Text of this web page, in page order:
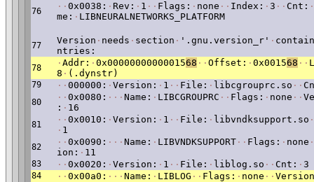
76 · · 0x0038: · Rev: · 1 · · Flags: · none · · Index: · 3 · · Cnt: ·
me: · LIBNEURALNETWORKS_PLATFORM
77 Version · needs · section · '.gnu.version_r' ·
ntries:
78 · Addr: · 0x0000000000001568 · · Offset: · 0x001568 · ·
8 · (.dynstr)
79 · · 000000: · Version: · 1 · · File: · libcgrouprc.so · ·
80 · · 0x0080: · · · Name: · LIBCGROUPRC · · Flags: · none · ·
: · 16
81 · · 0x0010: · Version: · 1 · · File: · libvndksupport.so ·
· 1
82 · · 0x0090: · · · Name: · LIBVNDKSUPPORT · · Flags: · none ·
ion: · 11
83 · · 0x0020: · Version: · 1 · · File: · liblog.so · · Cnt: · 3
84 · · 0x00a0: · · · Name: · LIBLOG · · Flags: · none · ·